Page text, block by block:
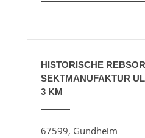
HISTORISCHE
SEKTMANUFAKTUR
3 KM
67599, Gundheim